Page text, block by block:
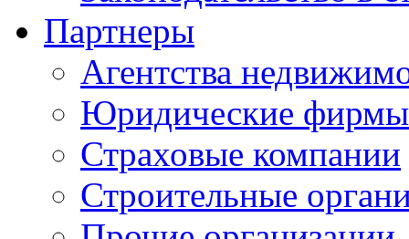
Партнеры
Агентства
Юридические фирмы
Страховые компании
Строительные